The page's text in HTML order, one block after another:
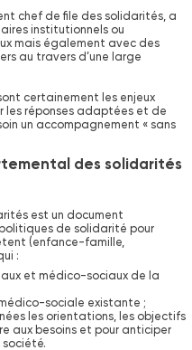
chef de file des solidarités, a
institutionnels ou
mais également avec des
au travers d’une large
certainement les enjeux
les réponses adaptées et de
un accompagnement « sans
des solidarités
est un document
de solidarité pour
(enfance-famille,
:
et médico-sociaux de la
sociale existante ;
les orientations, les objectifs
aux besoins et pour anticiper